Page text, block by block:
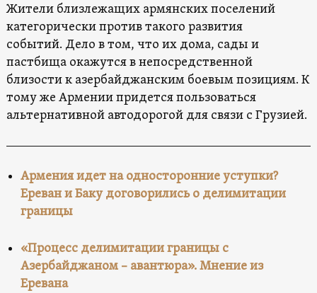
Жители близлежащих армянских поселений
категорически против такого развития
событий. Дело в том, что их дома, сады и
пастбища окажутся в непосредственной
близости к азербайджанским боевым позициям. К
тому же Армении придется пользоваться
альтернативной автодорогой для связи с Грузией.
Армения идет на односторонние уступки?
Ереван и Баку договорились о делимитации
границы
«Процесс делимитации границы с
Азербайджаном – авантюра». Мнение из
Еревана